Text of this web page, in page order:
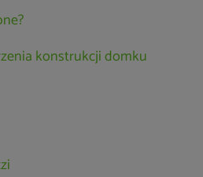
konstrukcji domku